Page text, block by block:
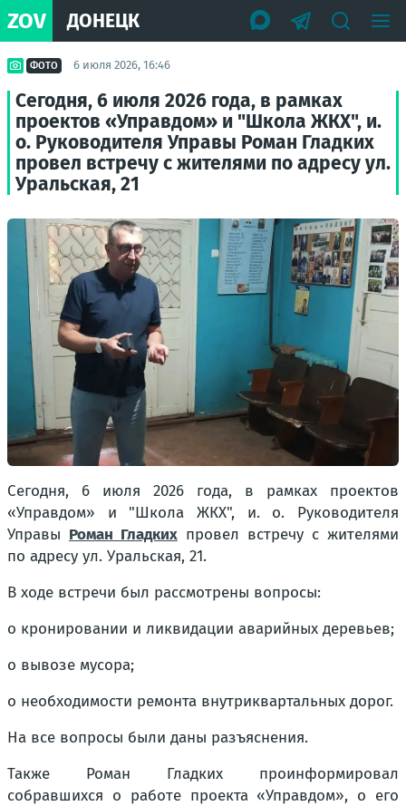
ZOV ДОНЕЦК
ФОТО 6 июля 2026, 16:46
Сегодня, 6 июля 2026 года, в рамках
проектов «Управдом» и "Школа ЖКХ", и.
о. Руководителя Управы Роман Гладких
провел встречу с жителями по адресу ул.
Уральская, 21
Сегодня, 6 июля 2026 года, в рамках проектов
«Управдом» и "Школа ЖКХ", и. о. Руководителя
Управы Роман Гладких провел встречу с жителями
по адресу ул. Уральская, 21.
В ходе встречи был рассмотрены вопросы:
о кронировании и ликвидации аварийных деревьев;
о вывозе мусора;
о необходимости ремонта внутриквартальных дорог.
На все вопросы были даны разъяснения.
Также Роман Гладких проинформировал
собравшихся о работе проекта «Управдом», о его